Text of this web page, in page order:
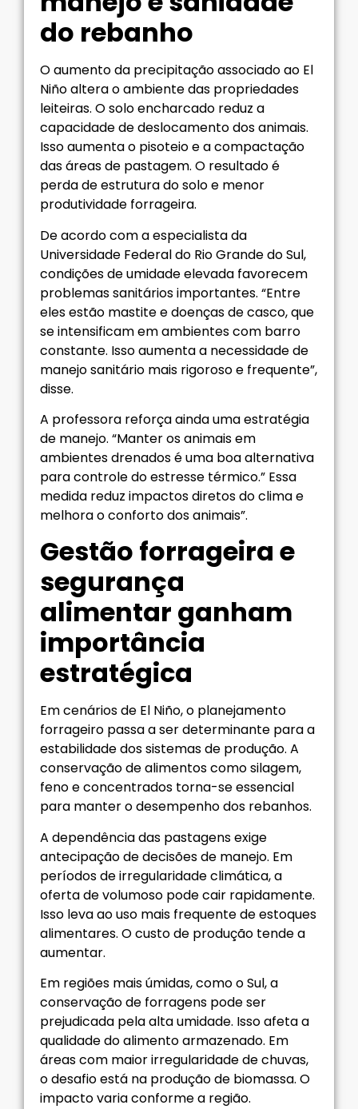
do rebanho
O aumento da precipitação associado ao El
Niño altera o ambiente das propriedades
leiteiras. O solo encharcado reduz a
capacidade de deslocamento dos animais.
Isso aumenta o pisoteio e a compactação
das áreas de pastagem. O resultado é
perda de estrutura do solo e menor
produtividade forrageira.
De acordo com a especialista da
Universidade Federal do Rio Grande do Sul,
condições de umidade elevada favorecem
problemas sanitários importantes. “Entre
eles estão mastite e doenças de casco, que
se intensificam em ambientes com barro
constante. Isso aumenta a necessidade de
manejo sanitário mais rigoroso e frequente”,
disse.
A professora reforça ainda uma estratégia
de manejo. “Manter os animais em
ambientes drenados é uma boa alternativa
para controle do estresse térmico.” Essa
medida reduz impactos diretos do clima e
melhora o conforto dos animais”.
Gestão forrageira e
segurança
alimentar ganham
importância
estratégica
Em cenários de El Niño, o planejamento
forrageiro passa a ser determinante para a
estabilidade dos sistemas de produção. A
conservação de alimentos como silagem,
feno e concentrados torna-se essencial
para manter o desempenho dos rebanhos.
A dependência das pastagens exige
antecipação de decisões de manejo. Em
períodos de irregularidade climática, a
oferta de volumoso pode cair rapidamente.
Isso leva ao uso mais frequente de estoques
alimentares. O custo de produção tende a
aumentar.
Em regiões mais úmidas, como o Sul, a
conservação de forragens pode ser
prejudicada pela alta umidade. Isso afeta a
qualidade do alimento armazenado. Em
áreas com maior irregularidade de chuvas,
o desafio está na produção de biomassa. O
impacto varia conforme a região.